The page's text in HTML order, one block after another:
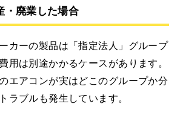
廃業した場合
カーの製品は「指定法人」グループ
用は別途かかるケースがあります。
エアコンが実はどこのグループか分
ラブルも発生しています。